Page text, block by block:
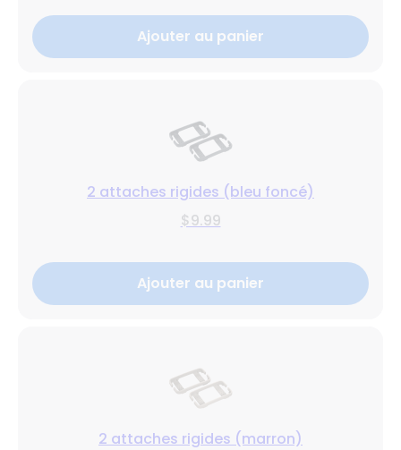
Ajouter au panier
2 attaches rigides (bleu foncé)
$9.99
Ajouter au panier
2 attaches rigides (marron)